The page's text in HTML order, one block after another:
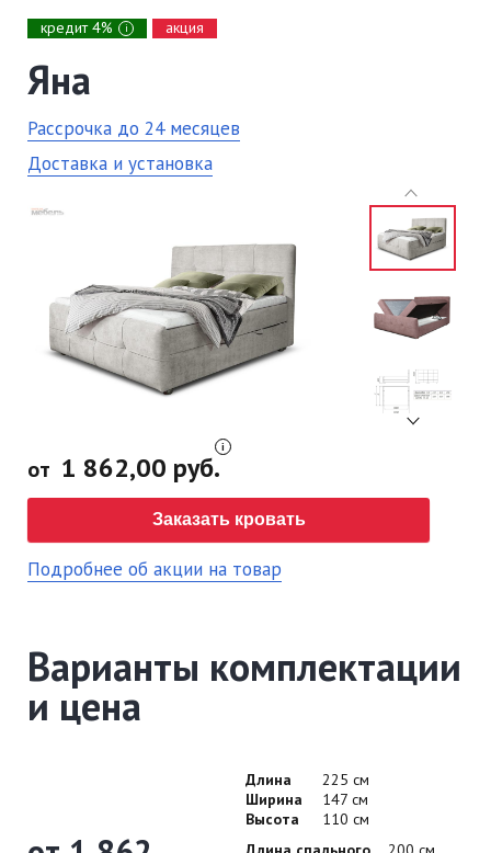
кредит 4% i акция
Яна
Рассрочка до 24 месяцев
Доставка и установка
от 1 862,00 руб.
Заказать кровать
Подробнее об акции на товар
Варианты комплектации
и цена
Длина
225 см
Ширина
147 см
Высота
110 см